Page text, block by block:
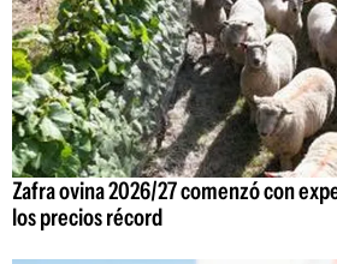
Zafra ovina 2026/27 comenzó con
los precios récord